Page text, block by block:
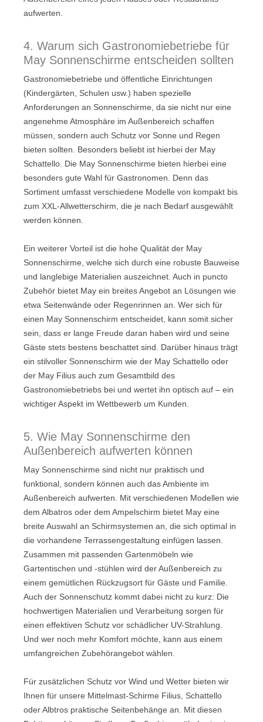
aufwerten.
4. Warum sich Gastronomiebetriebe für
May Sonnenschirme entscheiden sollten
Gastronomiebetriebe und öffentliche Einrichtungen
(Kindergärten, Schulen usw.) haben spezielle
Anforderungen an Sonnenschirme, da sie nicht nur eine
angenehme Atmosphäre im Außenbereich schaffen
müssen, sondern auch Schutz vor Sonne und Regen
bieten sollten. Besonders beliebt ist hierbei der May
Schattello. Die May Sonnenschirme bieten hierbei eine
besonders gute Wahl für Gastronomen. Denn das
Sortiment umfasst verschiedene Modelle von kompakt bis
zum XXL-Allwetterschirm, die je nach Bedarf ausgewählt
werden können.
Ein weiterer Vorteil ist die hohe Qualität der May
Sonnenschirme, welche sich durch eine robuste Bauweise
und langlebige Materialien auszeichnet. Auch in puncto
Zubehör bietet May ein breites Angebot an Lösungen wie
etwa Seitenwände oder Regenrinnen an. Wer sich für
einen May Sonnenschirm entscheidet, kann somit sicher
sein, dass er lange Freude daran haben wird und seine
Gäste stets bestens beschattet sind. Darüber hinaus trägt
ein stilvoller Sonnenschirm wie der May Schattello oder
der May Filius auch zum Gesamtbild des
Gastronomiebetriebs bei und wertet ihn optisch auf – ein
wichtiger Aspekt im Wettbewerb um Kunden.
5. Wie May Sonnenschirme den
Außenbereich aufwerten können
May Sonnenschirme sind nicht nur praktisch und
funktional, sondern können auch das Ambiente im
Außenbereich aufwerten. Mit verschiedenen Modellen wie
dem Albatros oder dem Ampelschirm bietet May eine
breite Auswahl an Schirmsystemen an, die sich optimal in
die vorhandene Terrassengestaltung einfügen lassen.
Zusammen mit passenden Gartenmöbeln wie
Gartentischen und -stühlen wird der Außenbereich zu
einem gemütlichen Rückzugsort für Gäste und Familie.
Auch der Sonnenschutz kommt dabei nicht zu kurz: Die
hochwertigen Materialien und Verarbeitung sorgen für
einen effektiven Schutz vor schädlicher UV-Strahlung.
Und wer noch mehr Komfort möchte, kann aus einem
umfangreichen Zubehörangebot wählen.
Für zusätzlichen Schutz vor Wind und Wetter bieten wir
Ihnen für unsere Mittelmast-Schirme Filius, Schattello
oder Albtros praktische Seitenbehänge an. Mit diesen